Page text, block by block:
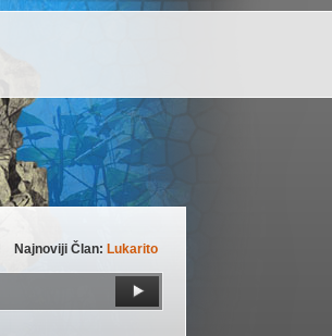
Najnoviji Član: Lukarito